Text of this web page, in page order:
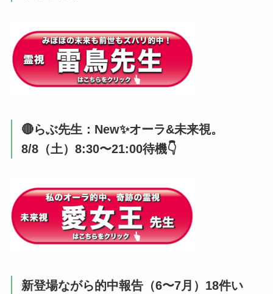
🔴らぶ先生：New✨オーラ&未来視。
8/8（土）8:30〜21:00待機👇️
新登場ながら的中報告（6〜7月）18件い